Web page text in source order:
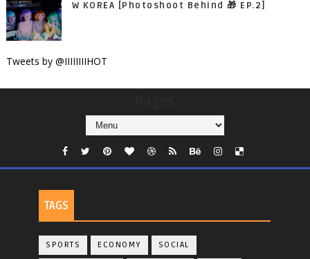
W KOREA [Photoshoot Behind 🎁 EP.2]
Tweets by @IIIIIIIIHOT
TAGS
SPORTS ECONOMY SOCIAL